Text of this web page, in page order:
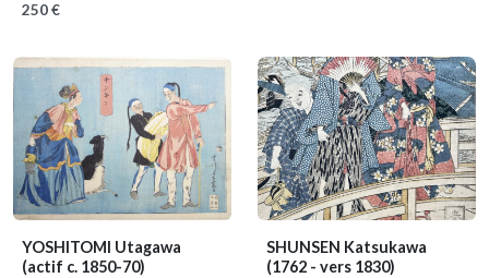
250 €
YOSHITOMI Utagawa
(actif c. 1850-70)
SHUNSEN Katsukawa
(1762 - vers 1830)